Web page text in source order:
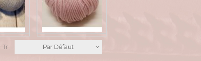
Tri Par Défaut